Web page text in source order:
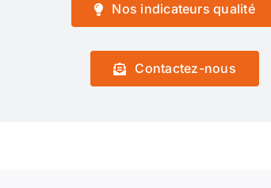
Nos indicateurs qualité
Contactez-nous